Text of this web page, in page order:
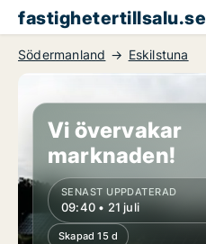
fastighetertillsalu.se
Södermanland Eskilstuna
Vi övervakar
marknaden!
SENAST UPPDATERAD
09:40 • 21 juli
Skapad 15 d